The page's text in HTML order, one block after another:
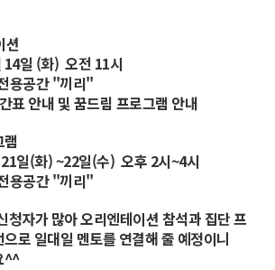
션
일 (화) 오전 11시
용공간 "끼리"
표 안내 및 꿈드림 프로그램 안내
일(화) ~22일(수) 오후 2시~4시
용공간 "끼리"
자가 많아 오리엔테이션 참석과 집단 프
로 일대일 멘토를 연결해 줄 예정이니
^^